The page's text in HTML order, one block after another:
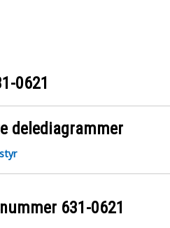
0621
delediagrammer
631-0621